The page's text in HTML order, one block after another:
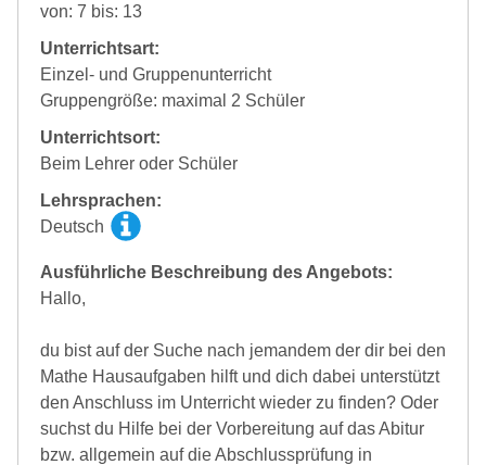
von: 7 bis: 13
Unterrichtsart:
Einzel- und Gruppenunterricht
Gruppengröße: maximal 2 Schüler
Unterrichtsort:
Beim Lehrer oder Schüler
Lehrsprachen:
Deutsch
Ausführliche Beschreibung des Angebots:
Hallo,
du bist auf der Suche nach jemandem der dir bei den
Mathe Hausaufgaben hilft und dich dabei unterstützt
den Anschluss im Unterricht wieder zu finden? Oder
suchst du Hilfe bei der Vorbereitung auf das Abitur
bzw. allgemein auf die Abschlussprüfung in